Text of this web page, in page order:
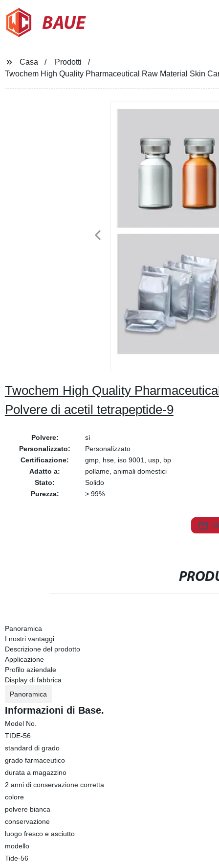
BAUE
Casa
Prodotti
Twochem High Quality Pharmaceutical Raw Material Skin
Twochem High Quality
Polvere di acetil tetrapeptide-9
Polvere:
sì
Personalizzato:
Personalizzato
Certificazione:
gmp, hse, iso 9001, usp, bp
Adatto a:
pollame, animali domestici
Stato:
Solido
Purezza:
> 99%
Panoramica
I nostri vantaggi
Descrizione del prodotto
Applicazione
Profilo aziendale
Display di fabbrica
Panoramica
Informazioni di Base.
Model No.
TIDE-56
standard di grado
grado farmaceutico
durata a magazzino
2 anni di conservazione corretta
colore
polvere bianca
conservazione
luogo fresco e asciutto
modello
Tide-56